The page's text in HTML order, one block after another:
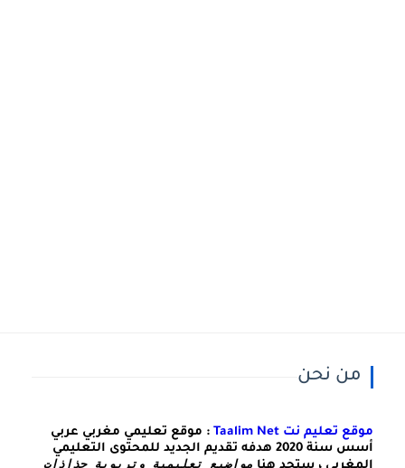
من نحن
موقع تعليم نت Taalim Net
: موقع تعليمي مغربي عربي
أسس سنة 2020 هدفه تقديم الجديد للمحتوى التعليمي